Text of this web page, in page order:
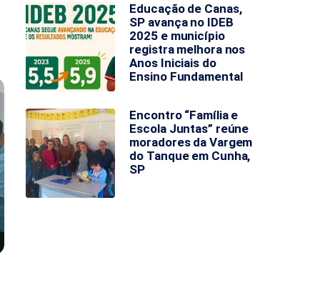
Educação de Canas,
SP avança no IDEB
2025 e município
registra melhora nos
Anos Iniciais do
Ensino Fundamental
Encontro “Família e
Escola Juntas” reúne
moradores da Vargem
do Tanque em Cunha,
SP